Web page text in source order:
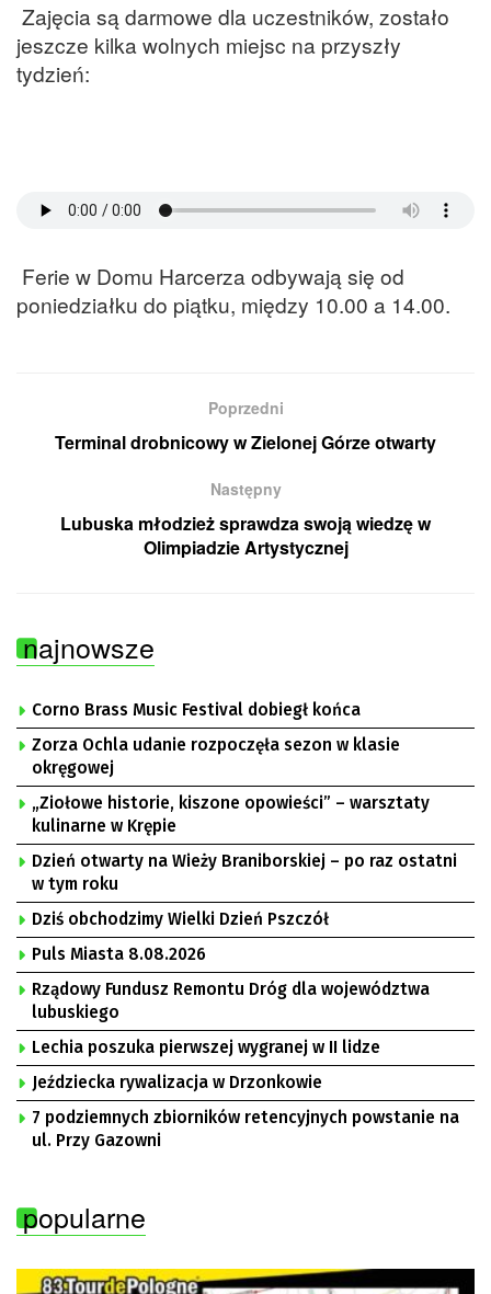
Zajęcia są darmowe dla uczestników, zostało
jeszcze kilka wolnych miejsc na przyszły
tydzień:
Ferie w Domu Harcerza odbywają się od
poniedziałku do piątku, między 10.00 a 14.00.
Poprzedni
Terminal drobnicowy w Zielonej Górze otwarty
Następny
Lubuska młodzież sprawdza swoją wiedzę w
Olimpiadzie Artystycznej
najnowsze
Corno Brass Music Festival dobiegł końca
Zorza Ochla udanie rozpoczęła sezon w klasie
okręgowej
„Ziołowe historie, kiszone opowieści” – warsztaty
kulinarne w Krępie
Dzień otwarty na Wieży Braniborskiej – po raz ostatni
w tym roku
Dziś obchodzimy Wielki Dzień Pszczół
Puls Miasta 8.08.2026
Rządowy Fundusz Remontu Dróg dla województwa
lubuskiego
Lechia poszuka pierwszej wygranej w II lidze
Jeździecka rywalizacja w Drzonkowie
7 podziemnych zbiorników retencyjnych powstanie na
ul. Przy Gazowni
popularne